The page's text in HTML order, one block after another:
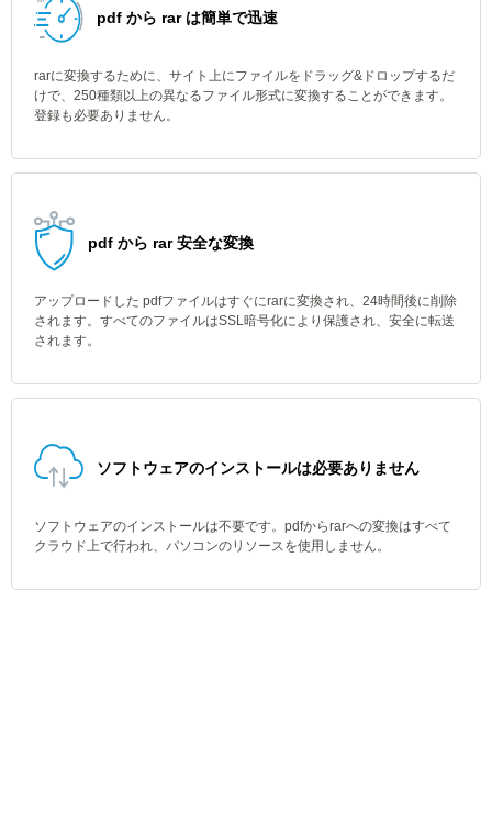
pdf から rar は簡単で迅速
rarに変換するために、サイト上にファイルをドラッグ&ドロップするだ
けで、250種類以上の異なるファイル形式に変換することができます。
登録も必要ありません。
pdf から rar 安全な変換
アップロードした pdfファイルはすぐにrarに変換され、24時間後に削除
されます。すべてのファイルはSSL暗号化により保護され、安全に転送
されます。
ソフトウェアのインストールは必要ありません
ソフトウェアのインストールは不要です。pdfからrarへの変換はすべて
クラウド上で行われ、パソコンのリソースを使用しません。